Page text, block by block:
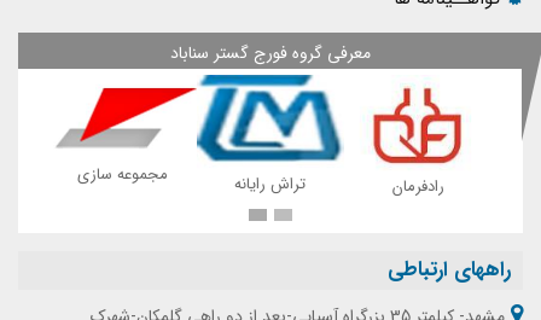
معرفی گروه فورج گستر سناباد
مجموعه سازی تراش رایانه رادفرمان
راههای ارتباطی